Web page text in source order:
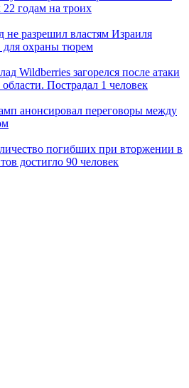
годам на троих
не разрешил властям Израиля
для охраны тюрем
Wildberries загорелся после атаки
Пострадал 1 человек
анонсировал переговоры между
погибших при вторжении в
достигло 90 человек